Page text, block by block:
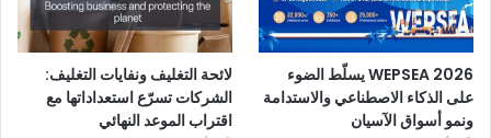
WEPSEA 2026 يسلّط الضوء
على الذكاء الاصطناعي والاستدامة
ونمو أسواق الآسيان
لائحة التغليف ونفايات التغليف:
الشركات تسرّع استعداداتها مع
اقتراب الموعد النهائي